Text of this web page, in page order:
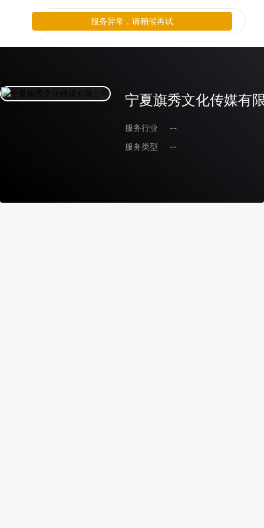
宁夏旗秀文化传媒有
服务行业
--
服务类型
--
服务异常，请稍候再试